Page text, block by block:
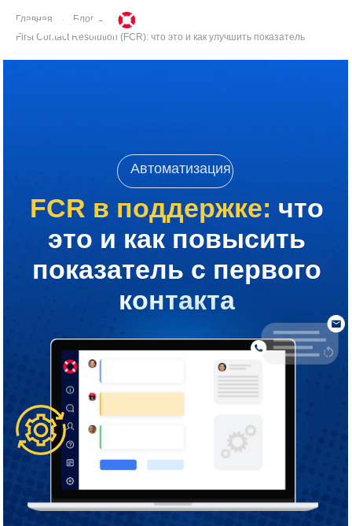
Главная → Блог →
First Contact Resolution (FCR): что это и как улучшить показатель
Автоматизация
FCR в поддержке: что
это и как повысить
показатель с первого
контакта